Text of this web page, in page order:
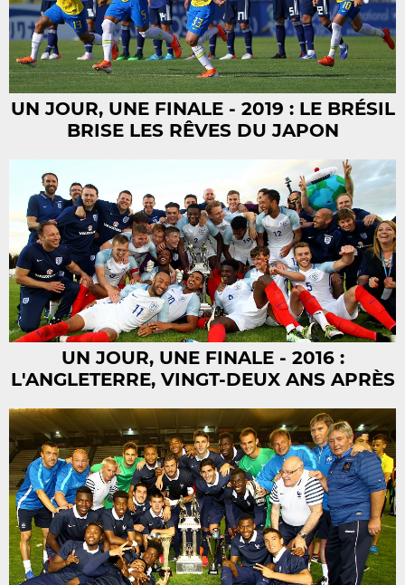
UN JOUR, UNE FINALE - 2019 : LE BRÉSIL
BRISE LES RÊVES DU JAPON
UN JOUR, UNE FINALE - 2016 :
L'ANGLETERRE, VINGT-DEUX ANS APRÈS